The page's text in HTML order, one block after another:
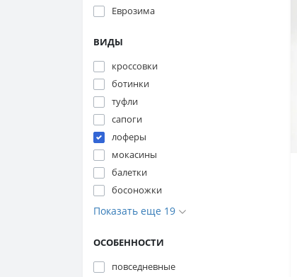
Еврозима
ВИДЫ
кроссовки
ботинки
туфли
сапоги
лоферы
мокасины
балетки
босоножки
Показать еще 19
ОСОБЕННОСТИ
повседневные